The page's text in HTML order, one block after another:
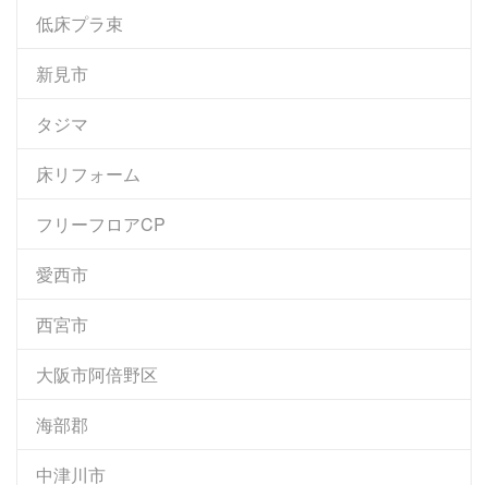
低床プラ束
新見市
タジマ
床リフォーム
フリーフロアCP
愛西市
西宮市
大阪市阿倍野区
海部郡
中津川市